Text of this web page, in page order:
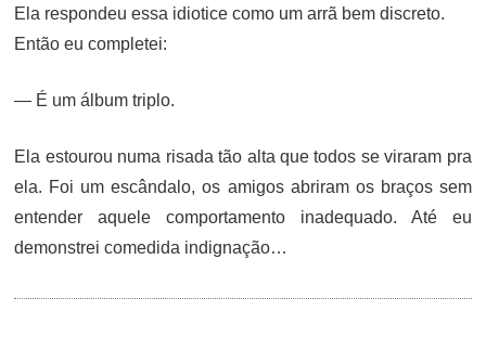
Ela respondeu essa idiotice como um arrã bem discreto.
Então eu completei:
— É um álbum triplo.
Ela estourou numa risada tão alta que todos se viraram pra
ela. Foi um escândalo, os amigos abriram os braços sem
entender aquele comportamento inadequado. Até eu
demonstrei comedida indignação…